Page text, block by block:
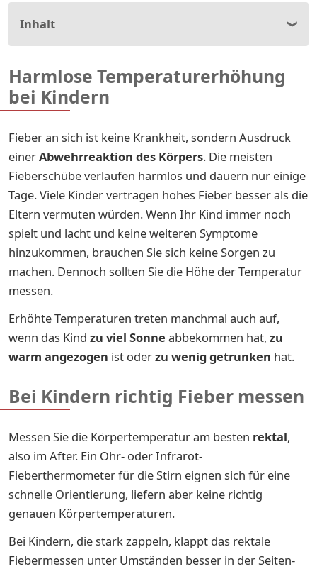
Inhalt
Harmlose Temperaturerhöhung
bei Kindern
Fieber an sich ist keine Krankheit, sondern Ausdruck
einerAbwehrreaktion des Körpers. Die meisten
Fieberschübe verlaufen harmlos und dauern nur einige
Tage. Viele Kinder vertragen hohes Fieber besser als die
Eltern vermuten würden. Wenn Ihr Kind immer noch
spielt und lacht und keine weiteren Symptome
hinzukommen, brauchen Sie sich keine Sorgen zu
machen. Dennoch sollten Sie die Höhe der Temperatur
messen.
Erhöhte Temperaturen treten manchmal auch auf,
wenn das Kind zu viel Sonne abbekommen hat, zu
warm angezogen ist oderzu wenig getrunken hat.
Bei Kindern richtig Fieber messen
Messen Sie die Körpertemperatur am besten rektal,
also im After. Ein Ohr- oder Infrarot-
Fieberthermometer für die Stirn eignen sich für eine
schnelle Orientierung, liefern aber keine richtig
genauen Körpertemperaturen.
Bei Kindern, die stark zappeln, klappt das rektale
Fiebermessen unter Umständen besser in der Seiten-